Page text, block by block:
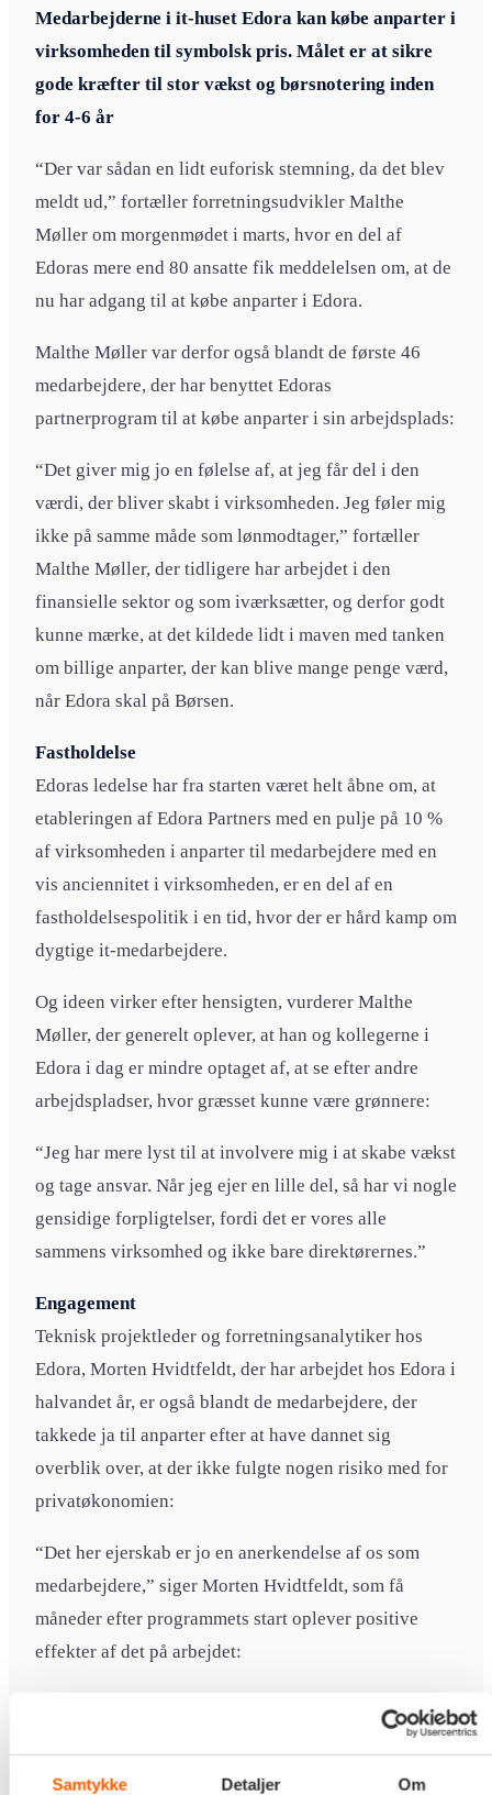
Samtykke Detaljer Om
Medarbejderne i it-huset Edora kan købe anparter i
virksomheden til symbolsk pris. Målet er at sikre
gode kræfter til stor vækst og børsnotering inden
for 4-6 år
“Der var sådan en lidt euforisk stemning, da det blev
meldt ud,” fortæller forretningsudvikler Malthe
Møller om morgenmødet i marts, hvor en del af
Edoras mere end 80 ansatte fik meddelelsen om, at de
nu har adgang til at købe anparter i Edora.
Malthe Møller var derfor også blandt de første 46
medarbejdere, der har benyttet Edoras
partnerprogram til at købe anparter i sin arbejdsplads:
“Det giver mig jo en følelse af, at jeg får del i den
værdi, der bliver skabt i virksomheden. Jeg føler mig
ikke på samme måde som lønmodtager,” fortæller
Malthe Møller, der tidligere har arbejdet i den
finansielle sektor og som iværksætter, og derfor godt
kunne mærke, at det kildede lidt i maven med tanken
om billige anparter, der kan blive mange penge værd,
når Edora skal på Børsen.
Fastholdelse
Edoras ledelse har fra starten været helt åbne om, at
etableringen af Edora Partners med en pulje på 10 %
af virksomheden i anparter til medarbejdere med en
vis anciennitet i virksomheden, er en del af en
fastholdelsespolitik i en tid, hvor der er hård kamp om
dygtige it-medarbejdere.
Og ideen virker efter hensigten, vurderer Malthe
Møller, der generelt oplever, at han og kollegerne i
Edora i dag er mindre optaget af, at se efter andre
arbejdspladser, hvor græsset kunne være grønnere:
“Jeg har mere lyst til at involvere mig i at skabe vækst
og tage ansvar. Når jeg ejer en lille del, så har vi nogle
gensidige forpligtelser, fordi det er vores alle
sammens virksomhed og ikke bare direktørernes.”
Engagement
Teknisk projektleder og forretningsanalytiker hos
Edora, Morten Hvidtfeldt, der har arbejdet hos Edora i
halvandet år, er også blandt de medarbejdere, der
takkede ja til anparter efter at have dannet sig
overblik over, at der ikke fulgte nogen risiko med for
privatøkonomien:
“Det her ejerskab er jo en anerkendelse af os som
medarbejdere,” siger Morten Hvidtfeldt, som få
måneder efter programmets start oplever positive
effekter af det på arbejdet:
opmærksom på, at nye kolleger i Edora falder godt til